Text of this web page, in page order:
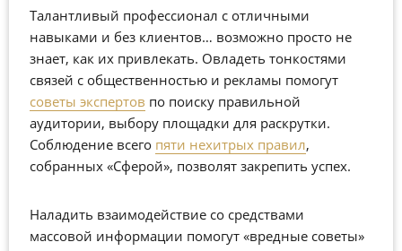
Талантливый профессионал с отличными
навыками и без клиентов… возможно просто не
знает, как их привлекать. Овладеть тонкостями
связей с общественностью и рекламы помогут
советы экспертов по поиску правильной
аудитории, выбору площадки для раскрутки.
Соблюдение всего пяти нехитрых правил,
собранных «Сферой», позволят закрепить успех.
Наладить взаимодействие со средствами
массовой информации помогут «вредные советы»